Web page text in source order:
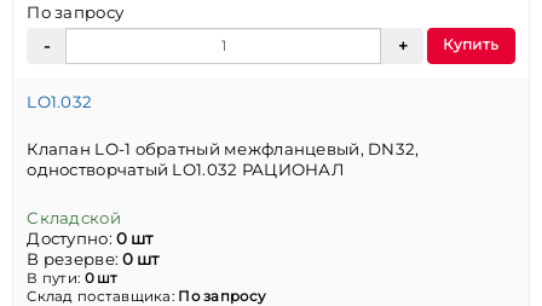
По запросу
Купить
LO1.032
Клапан LO-1 обратный межфланцевый, DN32,
одностворчатый LO1.032 РАЦИОНАЛ
Складской
Доступно:0 шт
В резерве:0 шт
В пути: 0 шт
Склад поставщика: По запросу